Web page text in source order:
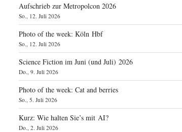
Aufschrieb zur Metropolcon 2026
So., 12. Juli 2026
Photo of the week: Köln Hbf
So., 12. Juli 2026
Science Fiction im Juni (und Juli) 2026
Do., 9. Juli 2026
Photo of the week: Cat and berries
So., 5. Juli 2026
Kurz: Wie halten Sie’s mit AI?
Do., 2. Juli 2026